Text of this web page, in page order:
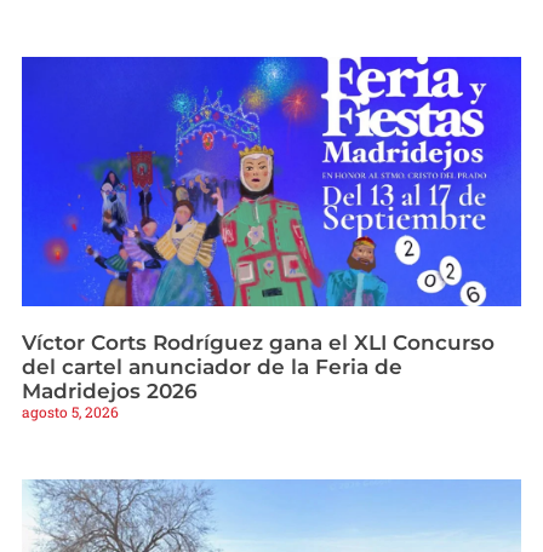
Víctor Corts Rodríguez gana el XLI Concurso
del cartel anunciador de la Feria de
Madridejos 2026
agosto 5, 2026